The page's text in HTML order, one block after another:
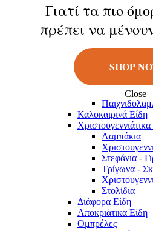
Κούκλες
Φιγούρες
Παιχνίδια
Μπάλες
Πατίνια
Εποχιακά Είδη
Πασχαλινά Είδη
Λαμπάδες
Καλοκαιρινά Eίδη
Λαμπάκια
Στεφάνια -
Τρίγωνα -
Στολίδια
Διάφορα Είδη
Αποκριάτικα Είδη
Ομπρέλες
Γιατί τα πιο
πρέπει να
SHOP
Close